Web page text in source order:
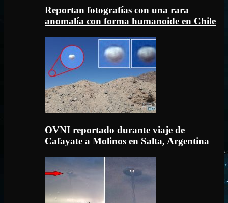
Reportan fotografías con una rara
anomalía con forma humanoide en Chile
OVNI reportado durante viaje de
Cafayate a Molinos en Salta, Argentina